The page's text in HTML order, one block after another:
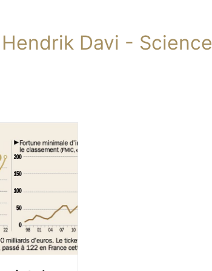
Davi - Science